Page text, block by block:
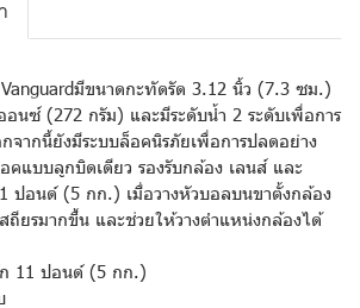
มีขนาดกะทัดรัด 3.12 นิ้ว (7.3 ซม.)
นซ์ (272 กรัม) และมีระดับน้ำ 2 ระดับเพื่อการ
จากนี้ยังมีระบบล็อคนิรภัยเพื่อการปลดอย่าง
คแบบลูกบิดเดียว รองรับกล้อง เลนส์ และ
ปอนด์ (5 กก.) เมื่อวางหัวบอลบนขาตั้งกล้อง
ถียรมากขึ้น และช่วยให้วางตำแหน่งกล้องได้
11 ปอนด์ (5 กก.)